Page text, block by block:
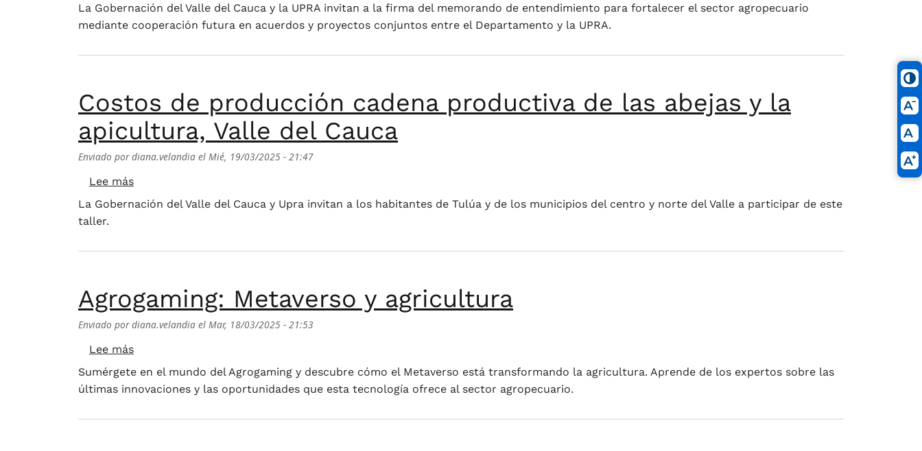
La Gobernación del Valle del Cauca y la UPRA invitan a la firma del memorando de entendimiento para fortalecer el sector agropecuario
mediante cooperación futura en acuerdos y proyectos conjuntos entre el Departamento y la UPRA.
Costos de producción cadena productiva de las abejas y la
apicultura, Valle del Cauca
Enviado pordiana.velandia el Mié, 19/03/2025 - 21:47
Lee mássobre Costos de producción cadena productiva de las abejas y la apicultura, Valle del Cauca
La Gobernación del Valle del Cauca y Upra invitan a los habitantes de Tulúa y de los municipios del centro y norte del Valle a participar de este
taller.
Agrogaming: Metaverso y agricultura
Enviado pordiana.velandia el Mar, 18/03/2025 - 21:53
Lee mássobre Agrogaming: Metaverso y agricultura
Sumérgete en el mundo del Agrogaming y descubre cómo el Metaverso está transformando la agricultura. Aprende de los expertos sobre las
últimas innovaciones y las oportunidades que esta tecnología ofrece al sector agropecuario.